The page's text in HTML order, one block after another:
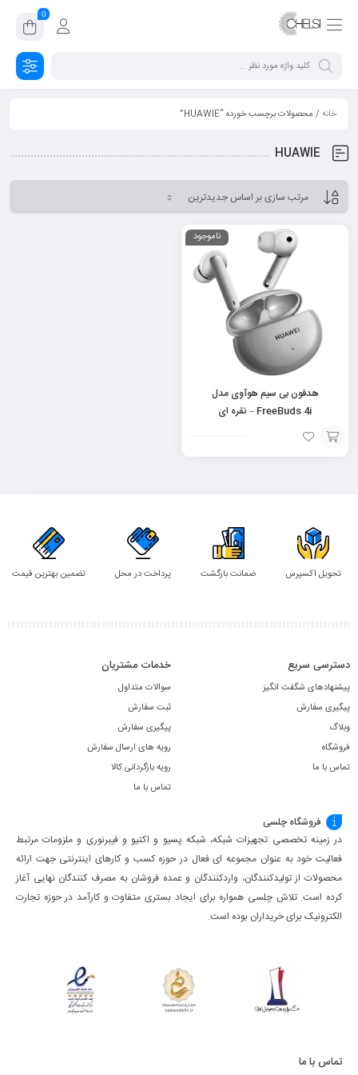
0
خانه/ محصولات برچسب خورده “HUAWIE”
HUAWIE
ناموجود
هدفون بی سیم هوآوی مدل
FreeBuds 4i – نقره ای
افزودن
تحویل اکسپرس ضمانت بازگشت پرداخت در محل تضمین بهترین قیمت
دسترسی سریع
پیشنهادهای شگفت انگیز
پیگیری سفارش
وبلاگ
فروشگاه
تماس با ما
خدمات مشتریان
سوالات متداول
ثبت سفارش
پیگیری سفارش
رویه های ارسال سفارش
رویه بازگردانی کالا
تماس با ما
فروشگاه چلسی
در زمینه تخصصی تجهیزات شبکه، شبکه پسیو و اکتیو و فیبرنوری و ملزومات مرتبط
فعالیت خود به عنوان مجموعه ای فعال در حوزه کسب ‌و کارهای اینترنتی جهت ارائه
محصولات از تولیدکنندگان، واردکنندگان و عمده فروشان به مصرف کنندگان نهایی آغاز
کرده است. تلاش چلسی همواره برای ایجاد بستری متفاوت و کارآمد در حوزه تجارت
الکترونیک برای خریداران بوده است.
تماس با ما